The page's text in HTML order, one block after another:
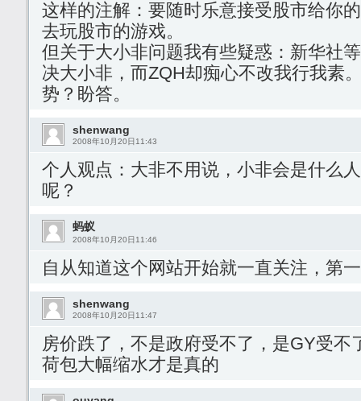
这样的注解：要随时乐意接受股市给你
去玩股市的游戏。
但关于大小非问题我有些疑惑：新华社
决大小非，而ZQH却痴心不改我行我素
势？盼答。
shenwang
2008年10月20日11:43
个人观点：大非不用说，小非会是什么
呢？
蚂蚁
2008年10月20日11:46
自从知道这个网站开始就一直关注，第
shenwang
2008年10月20日11:47
房价跌了，不是政府受不了，是GY受不
荷包大幅缩水才是真的